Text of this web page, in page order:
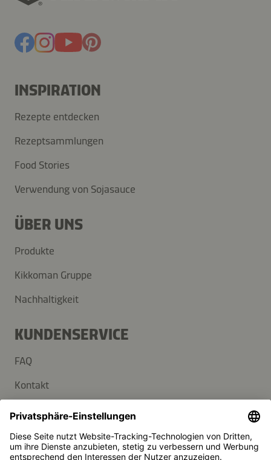
INSPIRATION
Rezepte entdecken
Rezeptsammlungen
Food Stories
Verwendung von Sojasauce
ÜBER UNS
Produkte
Kikkoman Gruppe
Nachhaltigkeit
KUNDENSERVICE
FAQ
Kontakt
Newsletter
Presse